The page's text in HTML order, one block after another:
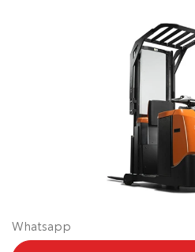
Whatsapp